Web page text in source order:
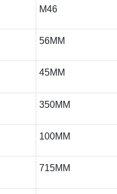
M46
56MM
45MM
350MM
100MM
715MM